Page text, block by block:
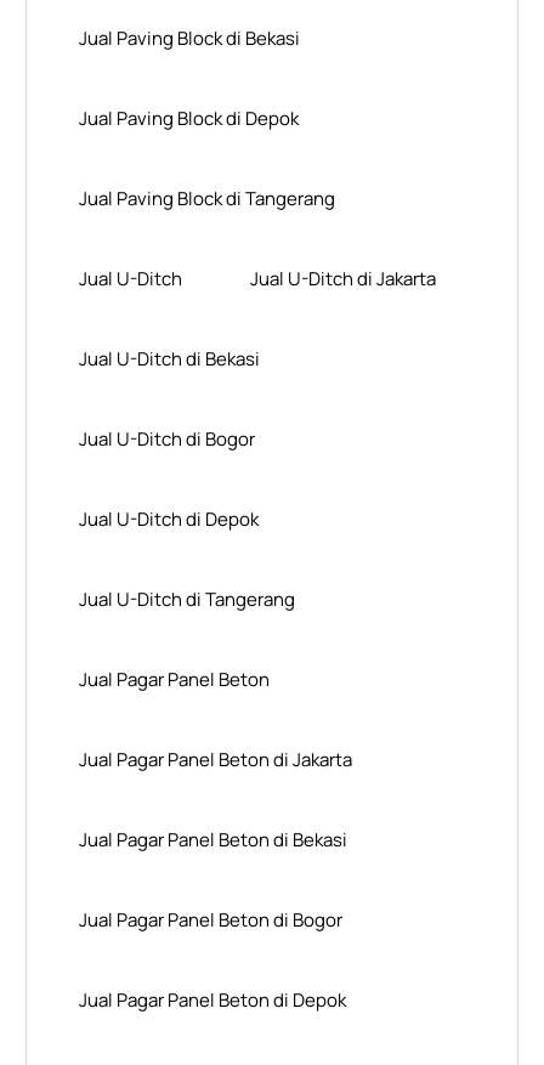
Jual Paving Block di Bekasi
Jual Paving Block di Depok
Jual Paving Block di Tangerang
Jual U-Ditch Jual U-Ditch di Jakarta
Jual U-Ditch di Bekasi
Jual U-Ditch di Bogor
Jual U-Ditch di Depok
Jual U-Ditch di Tangerang
Jual Pagar Panel Beton
Jual Pagar Panel Beton di Jakarta
Jual Pagar Panel Beton di Bekasi
Jual Pagar Panel Beton di Bogor
Jual Pagar Panel Beton di Depok